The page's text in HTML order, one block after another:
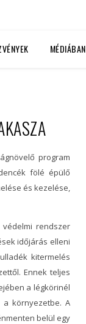
MÉDIÁBAN
program
fölé épülő
és kezelése,
rendszer
időjárás elleni
kitermelés
Ennek teljes
a légkörinél
környezetbe. A
belül egy